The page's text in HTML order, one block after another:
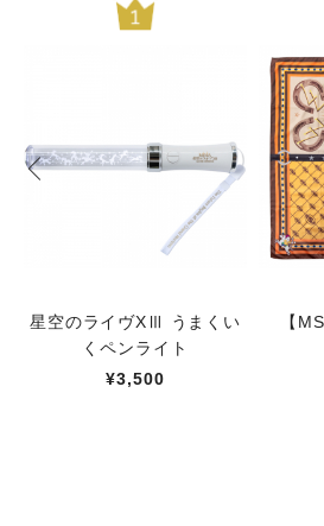
星空のライヴXⅢ うまくい
くペンライト
¥3,500
【